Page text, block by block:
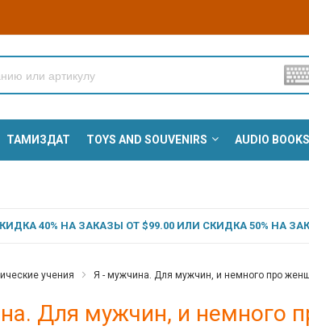
ТАМИЗДАТ TOYS AND SOUVENIRS AUDIO BOOKS
40% НА ЗАКАЗЫ ОТ $99.00 ИЛИ СКИДКА 50% НА
учения Я - мужчина. Для мужчин, и немного про
Для мужчин, и немного